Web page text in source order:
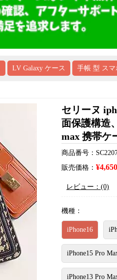
LV Galaxy ケース 手帳 型 スマ
セリーヌ
面保護構造
max 携帯ケ
商品番号：
販売価格：
レビュー：(0)
機種：
iPhone16
iPhone15 Pro
iPhone13 Pro